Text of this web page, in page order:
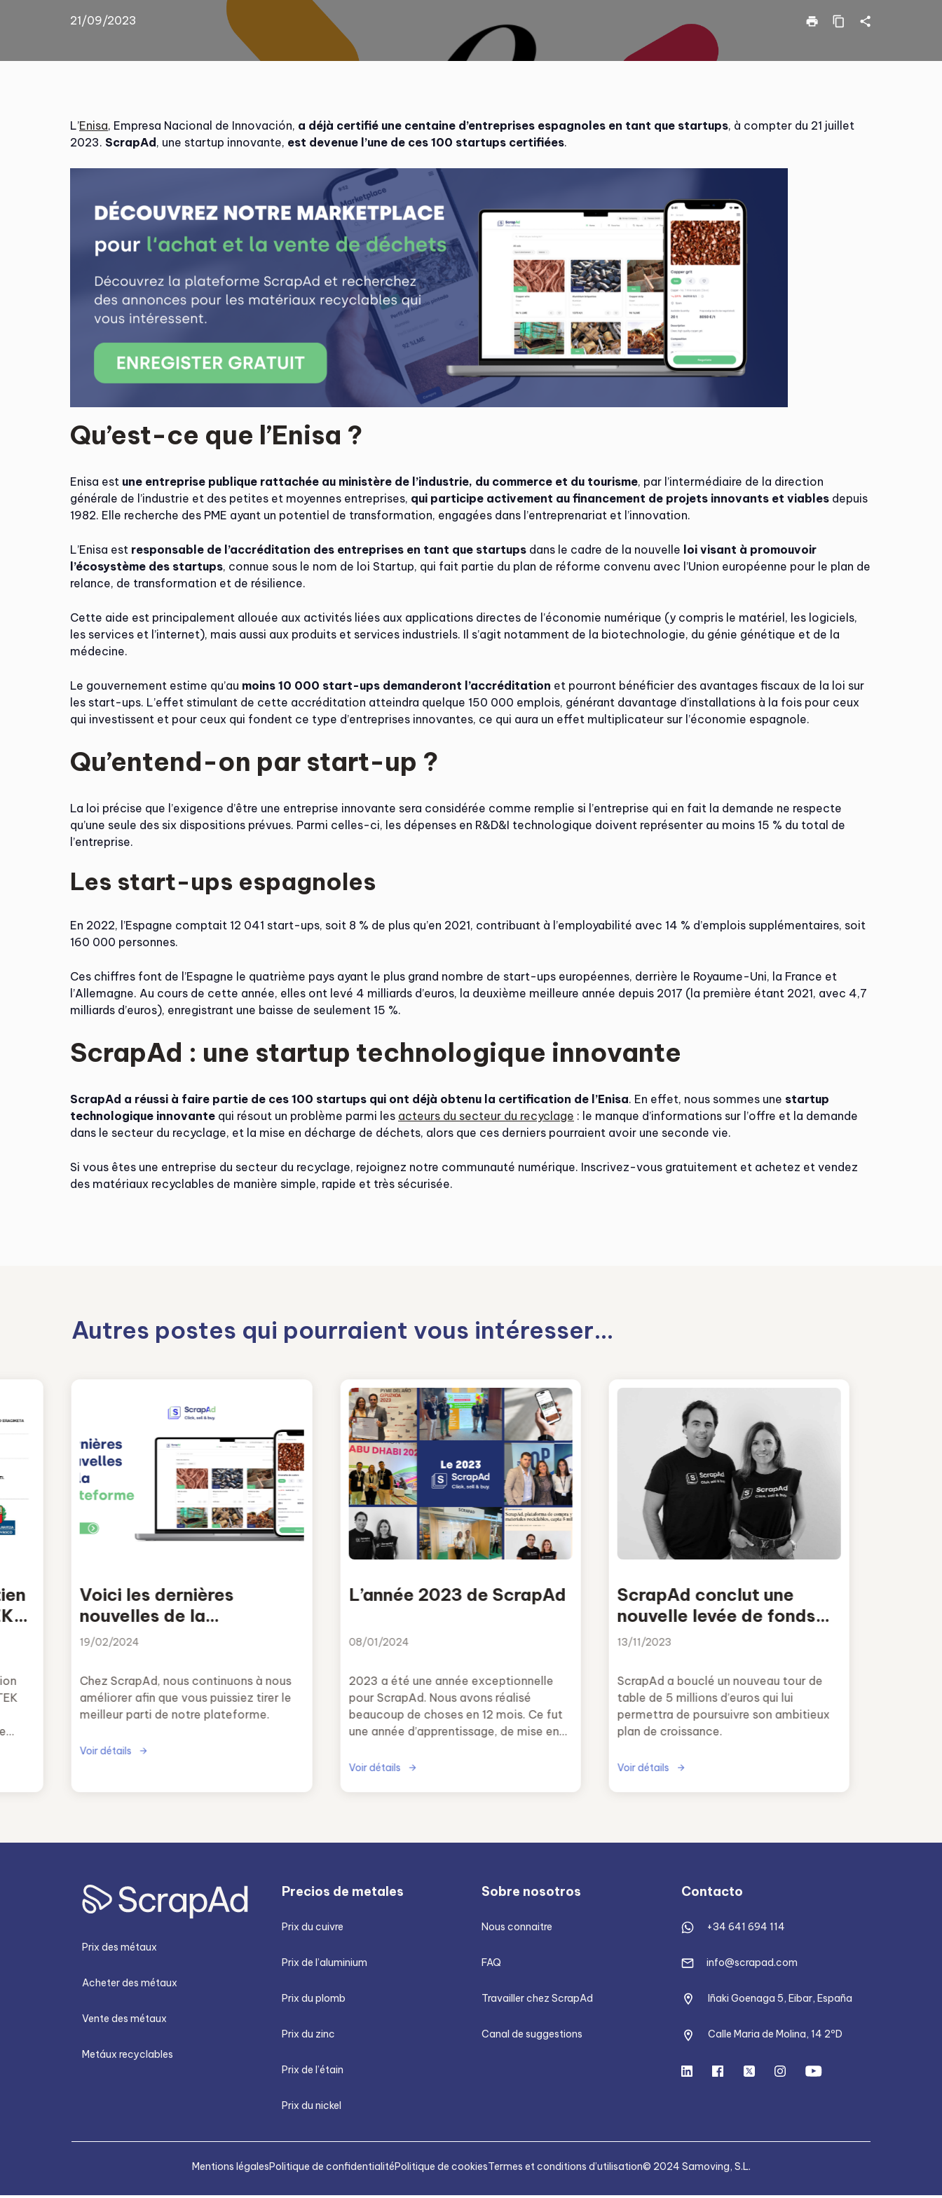
21/09/2023 print content_copy share
L’Enisa, Empresa Nacional de Innovación, a déjà certifié une centaine d’entreprises espagnoles en tant que startups, à compter du 21 juillet
2023. ScrapAd , une startup innovante, est devenue l’une de ces 100 startups certifiées.
Qu’est-ce que l’Enisa ?
Enisa est une entreprise publique rattachée au ministère de l’industrie, du commerce et du tourisme, par l’intermédiaire de la direction
générale de l’industrie et des petites et moyennes entreprises, qui participe activement au financement de projets innovants et viables depuis
1982. Elle recherche des PME ayant un potentiel de transformation, engagées dans l’entreprenariat et l’innovation.
L’Enisa est responsable de l’accréditation des entreprises en tant que startups dans le cadre de la nouvelle loi visant à promouvoir
l’écosystème des startups, connue sous le nom de loi Startup, qui fait partie du plan de réforme convenu avec l’Union européenne pour le plan de
relance, de transformation et de résilience.
Cette aide est principalement allouée aux activités liées aux applications directes de l’économie numérique (y compris le matériel, les logiciels,
les services et l’internet), mais aussi aux produits et services industriels. Il s’agit notamment de la biotechnologie, du génie génétique et de la
médecine.
Le gouvernement estime qu’au moins 10 000 start-ups demanderont l’accréditation et pourront bénéficier des avantages fiscaux de la loi sur
les start-ups. L’effet stimulant de cette accréditation atteindra quelque 150 000 emplois, générant davantage d’installations à la fois pour ceux
qui investissent et pour ceux qui fondent ce type d’entreprises innovantes, ce qui aura un effet multiplicateur sur l’économie espagnole.
Qu’entend-on par start-up ?
La loi précise que l’exigence d’être une entreprise innovante sera considérée comme remplie si l’entreprise qui en fait la demande ne respecte
qu’une seule des six dispositions prévues. Parmi celles-ci, les dépenses en R&D&I technologique doivent représenter au moins 15 % du total de
l’entreprise.
Les start-ups espagnoles
En 2022, l’Espagne comptait 12 041 start-ups, soit 8 % de plus qu’en 2021, contribuant à l’employabilité avec 14 % d’emplois supplémentaires, soit
160 000 personnes.
Ces chiffres font de l’Espagne le quatrième pays ayant le plus grand nombre de start-ups européennes, derrière le Royaume-Uni, la France et
l’Allemagne. Au cours de cette année, elles ont levé 4 milliards d’euros, la deuxième meilleure année depuis 2017 (la première étant 2021, avec 4,7
milliards d’euros), enregistrant une baisse de seulement 15 %.
ScrapAd : une startup technologique innovante
ScrapAd a réussi à faire partie de ces 100 startups qui ont déjà obtenu la certification de l’Enisa. En effet, nous sommes une startup
technologique innovante qui résout un problème parmi les acteurs du secteur du recyclage : le manque d’informations sur l’offre et la demande
dans le secteur du recyclage, et la mise en décharge de déchets, alors que ces derniers pourraient avoir une seconde vie.
Si vous êtes une entreprise du secteur du recyclage, rejoignez notre communauté numérique. Inscrivez-vous gratuitement et achetez et vendez
des matériaux recyclables de manière simple, rapide et très sécurisée.
Autres postes qui pourraient vous intéresser…
Voici les dernières
nouvelles de la
plateforme ScrapAd
19/02/2024
Chez ScrapAd, nous continuons à nous
améliorer afin que vous puissiez tirer le
meilleur parti de notre plateforme.
Voir détails
L’année 2023 de ScrapAd
08/01/2024
2023 a été une année exceptionnelle
pour ScrapAd. Nous avons réalisé
beaucoup de choses en 12 mois. Ce fut
une année d’apprentissage, de mise en
notre objectif principal.
Voir détails
ScrapAd conclut une
nouvelle levée de fonds
de 5 millions d’euros pour
13/11/2023
ScrapAd a bouclé un nouveau tour de
table de 5 millions d’euros qui lui
permettra de poursuivre son ambitieux
plan de croissance.
Voir détails
Prix des métaux
Acheter des métaux
Vente des métaux
Metáux recyclables
Precios de metales
Prix du cuivre
Prix de l’aluminium
Prix du plomb
Prix du zinc
Prix de l’étain
Prix du nickel
Sobre nosotros
Nous connaitre
FAQ
Travailler chez ScrapAd
Canal de suggestions
Contacto
+34 641 694 114
info@scrapad.com
Iñaki Goenaga 5, Eibar, España
Calle Maria de Molina, 14 2ºD
Mentions légalesPolitique de confidentialitéPolitique de cookiesTermes et conditions d’utilisation© 2024 Samoving, S.L.